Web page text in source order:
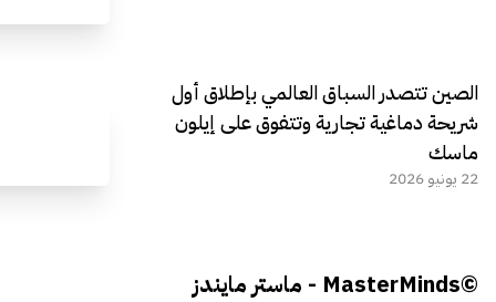
الصين تتصدر السباق العالمي بإطلاق أول
شريحة دماغية تجارية وتتفوق على إيلون
ماسك
22 يونيو 2026
©MasterMinds - ماستر مايندز